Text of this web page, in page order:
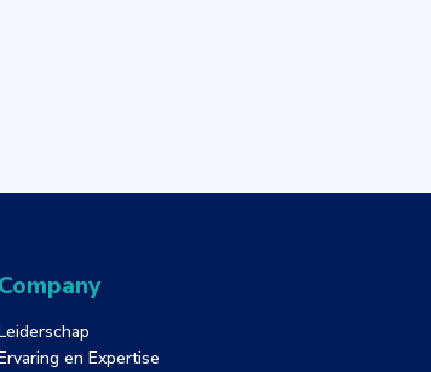
Company
en Expertise